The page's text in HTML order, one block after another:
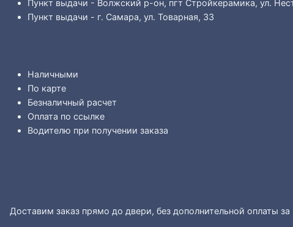
Пункт выдачи - Волжский р-он, пгт Стройкерамика, ул.
Пункт выдачи - г. Самара, ул. Товарная, 33
Наличными
По карте
Безналичный расчет
Оплата по ссылке
Водителю при получении заказа
Доставим заказ прямо до двери, без дополнительной оплаты